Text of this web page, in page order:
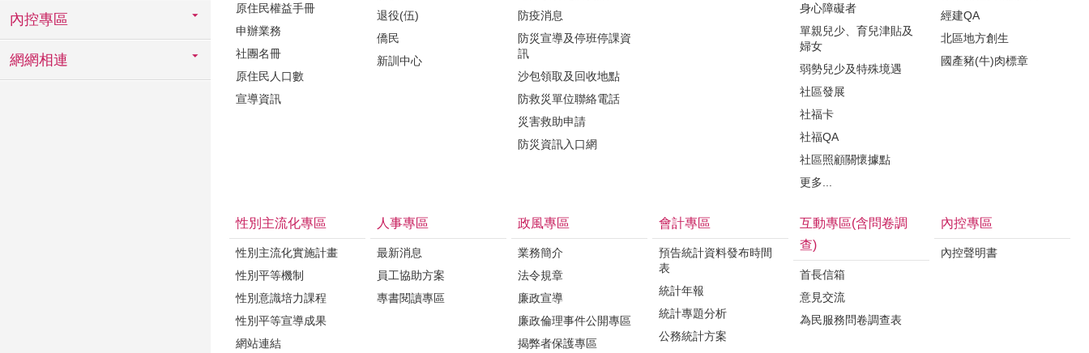
內控專區
網網相連
原住民權益手冊
申辦業務
社團名冊
原住民人口數
宣導資訊
退役(伍)
僑民
新訓中心
防疫消息
防災宣導及停班停課資
訊
沙包領取及回收地點
防救災單位聯絡電話
災害救助申請
防災資訊入口網
身心障礙者
單親兒少、育兒津貼及
婦女
弱勢兒少及特殊境遇
社區發展
社福卡
社福QA
社區照顧關懷據點
更多...
經建QA
北區地方創生
國產豬(牛)肉標章
性別主流化專區
性別主流化實施計畫
性別平等機制
性別意識培力課程
性別平等宣導成果
網站連結
人事專區
最新消息
員工協助方案
專書閱讀專區
政風專區
業務簡介
法令規章
廉政宣導
廉政倫理事件公開專區
揭弊者保護專區
會計專區
預告統計資料發布時間
表
統計年報
統計專題分析
公務統計方案
互動專區(含問卷調
查)
首長信箱
意見交流
為民服務問卷調查表
內控專區
內控聲明書